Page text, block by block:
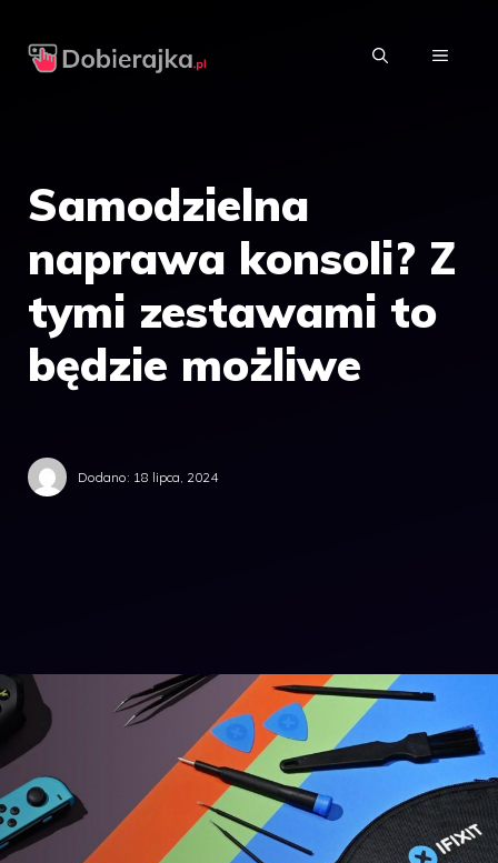
MENU
Samodzielna
naprawa konsoli? Z
tymi zestawami to
będzie możliwe
Dodano: 18 lipca, 2024